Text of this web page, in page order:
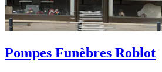
Pompes Funèbres Roblot